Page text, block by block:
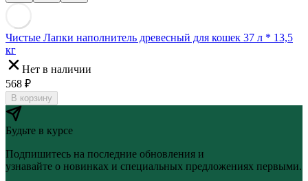
Чистые Лапки наполнитель древесный для кошек 37 л * 13,5
кг
Нет в наличии
568 ₽
В корзину
Будьте в курсе
Подпишитесь на последние обновления и
узнавайте о новинках и специальных предложениях первыми.